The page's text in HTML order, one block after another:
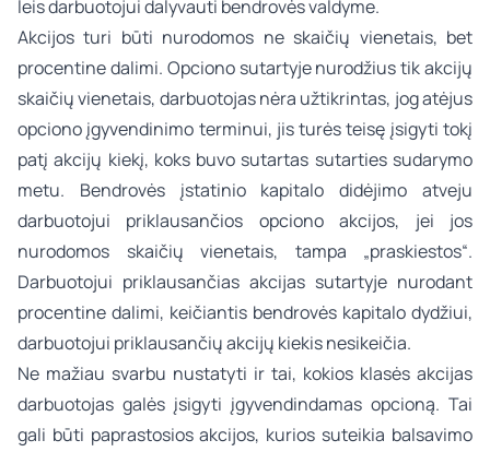
leis darbuotojui dalyvauti bendrovės valdyme.
Akcijos turi būti nurodomos ne skaičių vienetais, bet
procentine dalimi. Opciono sutartyje nurodžius tik akcijų
skaičių vienetais, darbuotojas nėra užtikrintas, jog atėjus
opciono įgyvendinimo terminui, jis turės teisę įsigyti tokį
patį akcijų kiekį, koks buvo sutartas sutarties sudarymo
metu. Bendrovės įstatinio kapitalo didėjimo atveju
darbuotojui priklausančios opciono akcijos, jei jos
nurodomos skaičių vienetais, tampa „praskiestos“.
Darbuotojui priklausančias akcijas sutartyje nurodant
procentine dalimi, keičiantis bendrovės kapitalo dydžiui,
darbuotojui priklausančių akcijų kiekis nesikeičia.
Ne mažiau svarbu nustatyti ir tai, kokios klasės akcijas
darbuotojas galės įsigyti įgyvendindamas opcioną. Tai
gali būti paprastosios akcijos, kurios suteikia balsavimo